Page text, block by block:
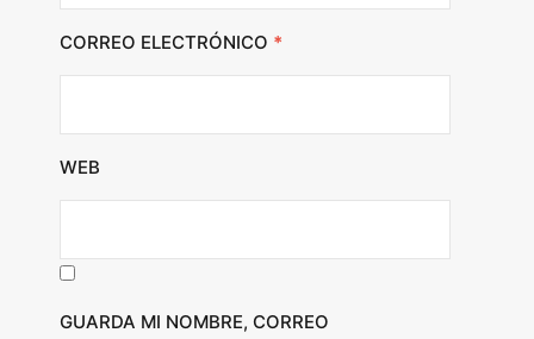
CORREO ELECTRÓNICO *
WEB
GUARDA MI NOMBRE, CORREO